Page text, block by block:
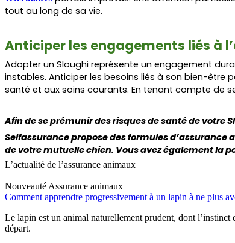
tout au long de sa vie.
Anticiper les engagements liés à
Adopter un Sloughi représente un engagement
instables. Anticiper les besoins liés à son bien-être
santé et aux soins courants. En tenant compte de
Afin de se prémunir des risques de santé de votre
Selfassurance propose des formules
de votre mutuelle chien. Vous avez également la
L’actualité de l’assurance animaux
Nouveauté Assurance animaux
Comment apprendre progressivement à un lapin à ne plus
Le lapin est un animal naturellement prudent, dont l’instinct
départ.